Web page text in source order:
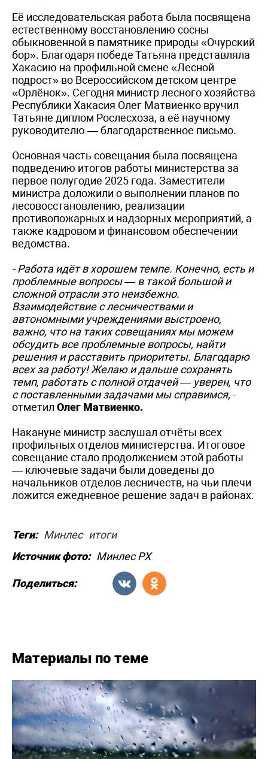
Её исследовательская работа была посвящена
естественному восстановлению сосны
обыкновенной в памятнике природы «Очурский
бор». Благодаря победе Татьяна представляла
Хакасию на профильной смене «Лесной
подрост» во Всероссийском детском центре
«Орлёнок». Сегодня министр лесного хозяйства
Республики Хакасия Олег Матвиенко вручил
Татьяне диплом Рослесхоза, а её научному
руководителю — благодарственное письмо.
Основная часть совещания была посвящена
подведению итогов работы министерства за
первое полугодие 2025 года. Заместители
министра доложили о выполнении планов по
лесовосстановлению, реализации
противопожарных и надзорных мероприятий, а
также кадровом и финансовом обеспечении
ведомства.
- Работа идёт в хорошем темпе. Конечно, есть и
проблемные вопросы — в такой большой и
сложной отрасли это неизбежно.
Взаимодействие с лесничествами и
автономными учреждениями выстроено,
важно, что на таких совещаниях мы можем
обсудить все проблемные вопросы, найти
решения и расставить приоритеты. Благодарю
всех за работу! Желаю и дальше сохранять
темп, работать с полной отдачей — уверен, что
с поставленными задачами мы справимся, -
отметил Олег Матвиенко.
Накануне министр заслушал отчёты всех
профильных отделов министерства. Итоговое
совещание стало продолжением этой работы
— ключевые задачи были доведены до
начальников отделов лесничеств, на чьи плечи
ложится ежедневное решение задач в районах.
Теги: Минлес итоги
Источник фото: Минлес РХ
Поделиться:
Материалы по теме